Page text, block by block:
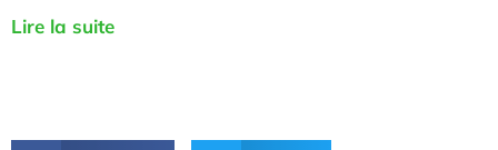
Lire la suite